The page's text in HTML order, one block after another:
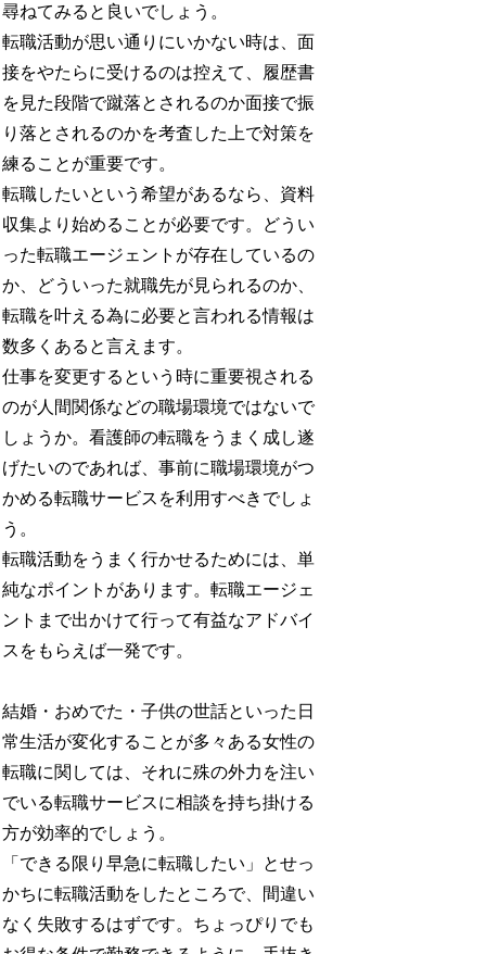
尋ねてみると良いでしょう。
転職活動が思い通りにいかない時は、面
接をやたらに受けるのは控えて、履歴書
を見た段階で蹴落とされるのか面接で振
り落とされるのかを考査した上で対策を
練ることが重要です。
転職したいという希望があるなら、資料
収集より始めることが必要です。どうい
った転職エージェントが存在しているの
か、どういった就職先が見られるのか、
転職を叶える為に必要と言われる情報は
数多くあると言えます。
仕事を変更するという時に重要視される
のが人間関係などの職場環境ではないで
しょうか。看護師の転職をうまく成し遂
げたいのであれば、事前に職場環境がつ
かめる転職サービスを利用すべきでしょ
う。
転職活動をうまく行かせるためには、単
純なポイントがあります。転職エージェ
ントまで出かけて行って有益なアドバイ
スをもらえば一発です。
結婚・おめでた・子供の世話といった日
常生活が変化することが多々ある女性の
転職に関しては、それに殊の外力を注い
でいる転職サービスに相談を持ち掛ける
方が効率的でしょう。
「できる限り早急に転職したい」とせっ
かちに転職活動をしたところで、間違い
なく失敗するはずです。ちょっぴりでも